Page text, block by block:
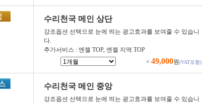
수리천국 메인 상단
강조옵션 선택으로 눈에 띄는 광고효과를 보여줄 수 있습니
다.
추가서비스 : 엔젤 TOP, 엔젤 지역 TOP
= 49,000원(VAT포함)
수리천국 메인 중앙
강조옵션 선택으로 눈에 띄는 광고효과를 보여줄 수 있습니